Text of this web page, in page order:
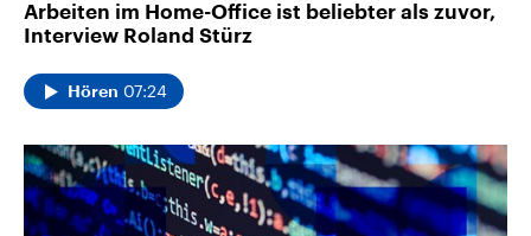
Arbeiten im Home-Office ist beliebter als zuvor,
Interview Roland Stürz
Hören 07:24